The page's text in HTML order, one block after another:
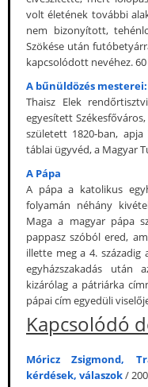
volt életének további
nem bizonyított,
Szökése után
kapcsolódott nevéhez.
A bűnüldözés mesterei:
Thaisz Elek
egyesített
született 1820-ban, apja
táblai ügyvéd, a Magyar
A Pápa
A pápa a katolikus
folyamán néhány
Maga a magyar pápa
pappasz szóból ered,
illette meg a 4. századig
egyházszakadás
kizárólag a pátriárka
pápai cím egyedüli
Kapcsolódó
Móricz Zsigmond,
kérdések, válaszok/